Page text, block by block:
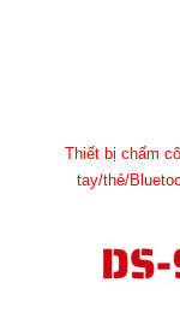
Thiết bị chấm
tay/thẻ/